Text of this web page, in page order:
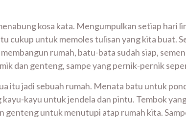
kosa kata. Mengumpulkan setiap hari
cukup untuk memoles tulisan yang kita buat.
rumah, batu-bata sudah siap,
dan genteng, sampe yang pernik-pernik
itu jadi sebuah rumah. Menata batu untuk
kayu untuk jendela dan pintu. Tembok
untuk menutupi atap rumah kita.